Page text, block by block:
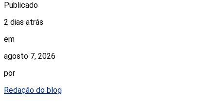
Publicado
2 dias atrás
em
agosto 7, 2026
por
Redação do blog